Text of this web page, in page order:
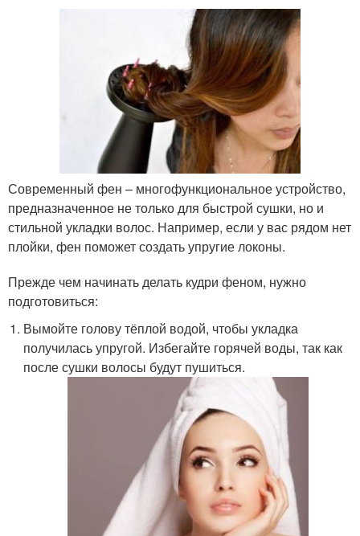
Современный фен – многофункциональное устройство,
предназначенное не только для быстрой сушки, но и
стильной укладки волос. Например, если у вас рядом нет
плойки, фен поможет создать упругие локоны.
Прежде чем начинать делать кудри феном, нужно
подготовиться:
Вымойте голову тёплой водой, чтобы укладка
получилась упругой. Избегайте горячей воды, так как
после сушки волосы будут пушиться.